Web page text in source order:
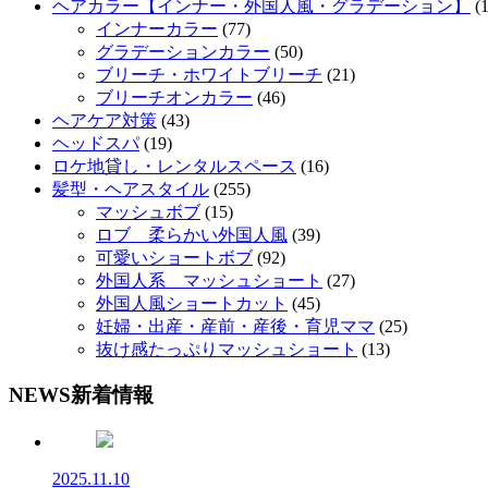
ヘアカラー【インナー・外国人風・グラデーション】
インナーカラー (77)
グラデーションカラー (50)
ブリーチ・ホワイトブリーチ (21)
ブリーチオンカラー (46)
ヘアケア対策 (43)
ヘッドスパ(19)
ロケ地貸し・レンタルスペース (16)
髪型・ヘアスタイル (255)
マッシュボブ (15)
ロブ 柔らかい外国人風 (39)
可愛いショートボブ (92)
外国人系 マッシュショート (27)
外国人風ショートカット (45)
妊婦・出産・産前・産後・育児ママ (25)
抜け感たっぷりマッシュショート (13)
NEWS新着情報
2025.11.10